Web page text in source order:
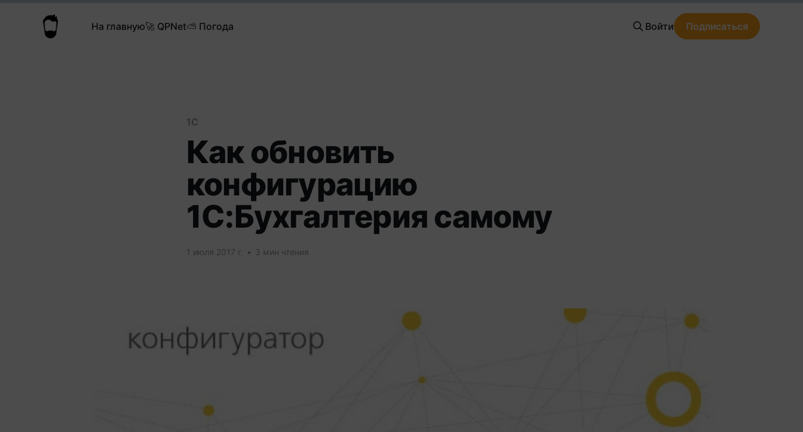
На главную🚀 QPNet⛅️ Погода Войти Подписаться
1С
Как обновить
конфигурацию
1С:Бухгалтерия самому
1 июля 2017 г. • 3 мин чтения